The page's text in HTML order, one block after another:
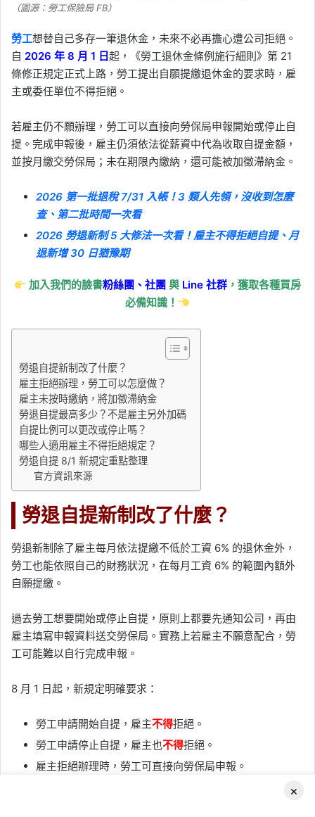
（圖源：勞工保險局 FB）
勞工想替自己多存一筆退休金，未來不必再擔心遭公司拒絕。
自 2026 年 8 月 1 日起，《勞工退休金條例施行細則》第 21
條修正規定正式上路，勞工提出自願提繳退休金的要求時，雇
主或委任單位不得拒絕。
若雇主仍不願辦理，勞工可以直接向勞保局申報開始或停止自
提。完成申報後，雇主仍須依法從薪資中代為收取自提金額，
並按月繳交勞保局；未在期限內繳納，還可能被加徵滯納金。
2026 第一批退稅 7/31 入帳！3 類人先領，沒收到怎麼
查、第二批時間一次看
2026 勞退新制 5 大修法一次看！雇主不得拒絕自提、月
退新增 30 日猶豫期
加入我們的臉書粉絲團、社團與 Line社群 ，獲取各種買房
必備知識！
勞退自提新制改了什麼？
雇主拒絕辦理，勞工可以怎麼做？
雇主未按時繳納，將加徵滯納金
勞退自提最高多少？不是雇主另外加碼
自提比例可以更改或停止嗎？
哪些人適用雇主不得拒絕規定？
勞退自提 8/1 新規定重點整理
官方資訊來源
勞退自提新制改了什麼？
勞退新制除了雇主每月依法提繳不低於工資 6% 的退休金外，
勞工也能依照自己的財務狀況，在每月工資 6% 的範圍內額外
自願提繳。
過去勞工想要開始或停止自提，原則上都要先通知公司，再由
雇主填寫申報資料送交勞保局。實務上若雇主不願意配合，勞
工可能難以自行完成申報。
8 月 1 日起，新規定明確要求：
勞工申請開始自提，雇主不得拒絕。
勞工申請停止自提，雇主也不得拒絕。
雇主拒絕辦理時，勞工可直接向勞保局申報。
×